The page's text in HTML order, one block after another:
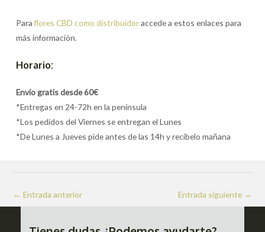
Paraflores CBD como distribuidoraccede a estos enlaces para
más información.
Horario:
Envío gratis desde 60€
*Entregas en 24-72h en la península
*Los pedidos del Viernes se entregan el Lunes
*De Lunes a Jueves pide antes de las 14h y recíbelo mañana
Navegación
de
← Entrada anterior Entrada siguiente →